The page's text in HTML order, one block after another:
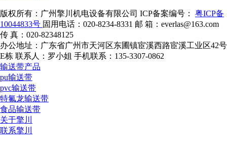
版权所有：广州擎川机电设备有限公司 ICP备案编号： 粤ICP备
10044833号 固用电话：020-8234-8331 邮 箱：everlas@163.com
传 真：020-82348125
办公地址：广东省广州市天河区东圃镇宦溪西路宦溪工业区42号
E栋 联系人：罗小姐 手机联系：135-3307-0862
输送带产品
pu输送带
pvc输送带
特氟龙输送带
食品输送带
关于擎川
联系擎川